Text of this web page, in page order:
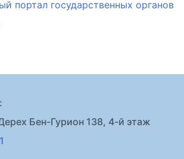
портал государственных органов
Бен-Гурион 138, 4-й этаж